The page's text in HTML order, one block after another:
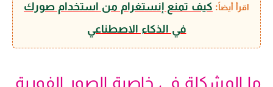
اقرأ أيضاً: كيف تمنع إنستغرام من استخدام صورك
في الذكاء الاصطناعي
ما المشكلة في خاصية الصور الفورية